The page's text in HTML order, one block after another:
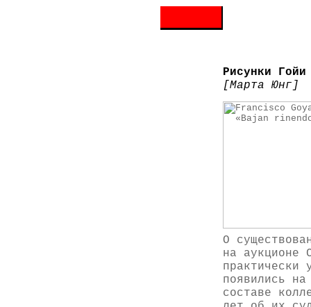
Рисунки
[Марта Юнг]
О
на аукционе
практически
появились
составе